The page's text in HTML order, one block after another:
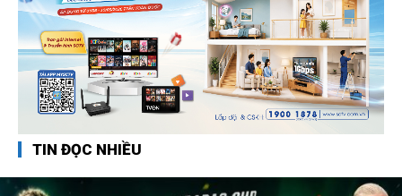
TIN ĐỌC NHIỀU